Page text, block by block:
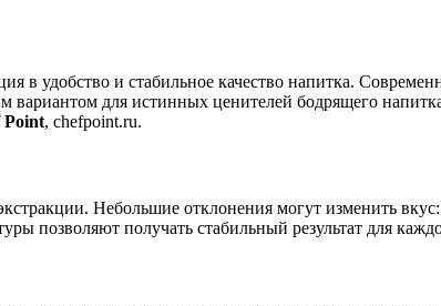
в удобство и стабильное качество напитка.
для истинных ценителей бодрящего
Point, chefpoint.ru.
Небольшие отклонения могут изменить
позволяют получать стабильный результат для